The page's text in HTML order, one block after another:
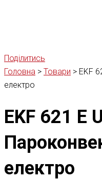
Поділитись
Головна > Товари > EKF
електро
EKF 621 E
електро